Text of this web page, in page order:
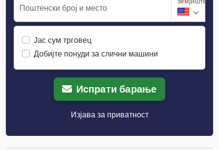
Поштенски број и место
Јас сум трговец
Добијте понуди за слични машини
Испрати барање
Изјава за приватност